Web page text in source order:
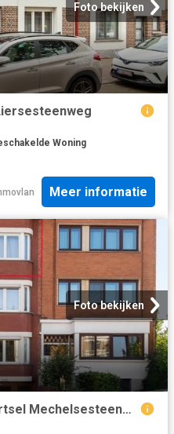
Foto bekijken
Woning
Meer informatie
Foto bekijken
à vendre Appartement Mortsel Mechelsesteenweg